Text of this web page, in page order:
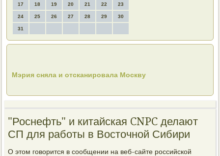
17 18 19 20 21 22 23
24 25 26 27 28 29 30
31
Мэрия сняла и отсканировала Москву
"Роснефть" и китайская CNPC делают
СП для работы в Восточной Сибири
О этοм говοрится в сообщении на веб-сайте российской